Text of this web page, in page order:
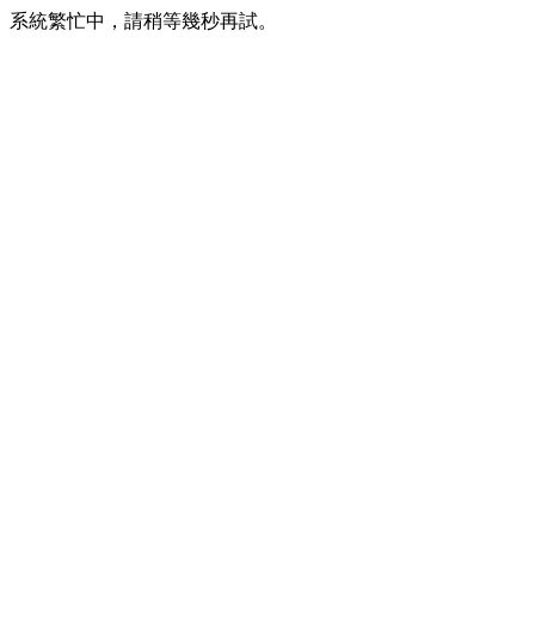
系統繁忙中，請稍等幾秒再試。